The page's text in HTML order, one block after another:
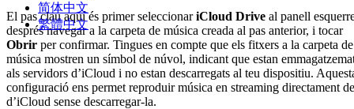
简体中文
繁體中文
El pas clau aquí és primer seleccionariCloud Drive al panell
després navegar a la carpeta de música creada al pas anterior, i tocar
Obrir per confirmar. Tingues en compte que els fitxers a la carpeta de
música mostren un símbol de núvol, indicant que estan
als servidors d’iCloud i no estan descarregats al teu dispositiu.
configuració ens permet reproduir música en streaming directament
d’iCloud sense descarregar-la.